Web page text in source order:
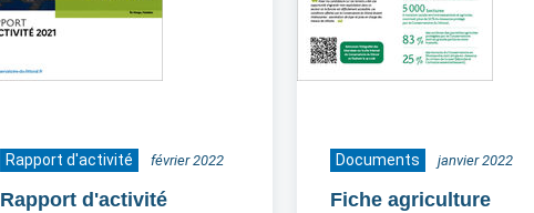
Rapport d'activité février 2022
Rapport d'activité
Documents janvier 2022
Fiche agriculture